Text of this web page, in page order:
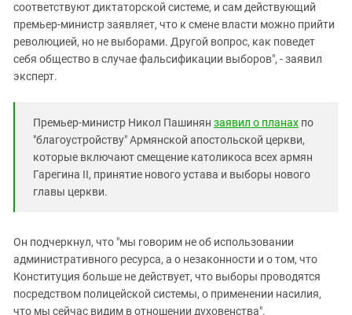
соответствуют диктаторской системе, и сам действующий
премьер-министр заявляет, что к смене власти можно прийти
революцией, но не выборами. Другой вопрос, как поведет
себя общество в случае фальсификации выборов", - заявил
эксперт.
Премьер-министр Никол Пашинян заявил о планах по
"благоустройству" Армянской апостольской церкви,
которые включают смещение католикоса всех армян
Гарегина II, принятие нового устава и выборы нового
главы церкви.
Он подчеркнул, что "мы говорим не об использовании
административного ресурса, а о незаконности и о том, что
Конституция больше не действует, что выборы проводятся
посредством полицейской системы, о применении насилия,
что мы сейчас видим в отношении духовенства".